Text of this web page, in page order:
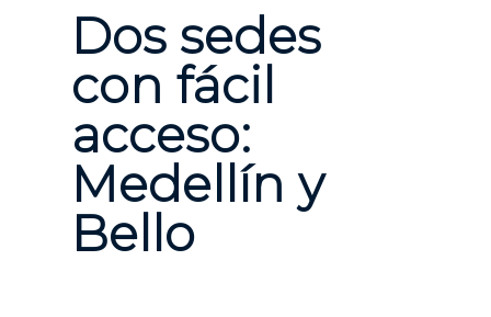
Dos sedes
con fácil
acceso:
Medellín y
Bello